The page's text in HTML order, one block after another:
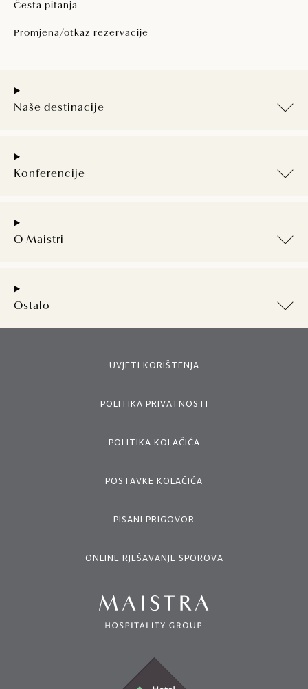
Česta pitanja
Promjena/otkaz rezervacije
Naše destinacije
Konferencije
O Maistri
Ostalo
UVJETI KORIŠTENJA
POLITIKA PRIVATNOSTI
POLITIKA KOLAČIĆA
POSTAVKE KOLAČIĆA
PISANI PRIGOVOR
ONLINE RJEŠAVANJE SPOROVA